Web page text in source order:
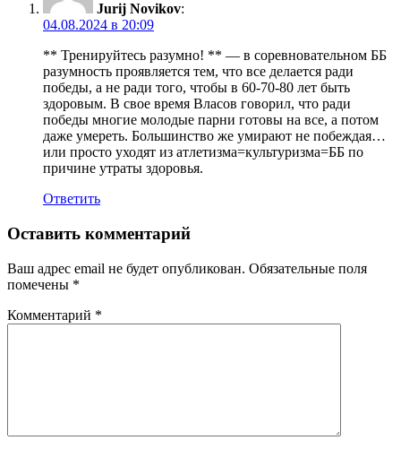
Предыдущая
запись:Прекрасная
Паулин
Нордин
(Pauline
Nordin)
Следующая
запись:Плюкфельдер
Рудольф
Владимирович
биография
Jurij Novikov:
04.08.2024 в 20:09
** Тренируйтесь разумно! ** — в соревновательном ББ
разумность проявляется тем, что все делается ради
победы, а не ради того, чтобы в 60-70-80 лет быть
здоровым. В свое время Власов говорил, что ради
победы многие молодые парни готовы на все, а потом
даже умереть. Большинство же умирают не побеждая…
или просто уходят из атлетизма=культуризма=ББ по
причине утраты здоровья.
Ответить
Оставить комментарий
Ваш адрес email не будет опубликован. Обязательные поля
помечены *
Комментарий *